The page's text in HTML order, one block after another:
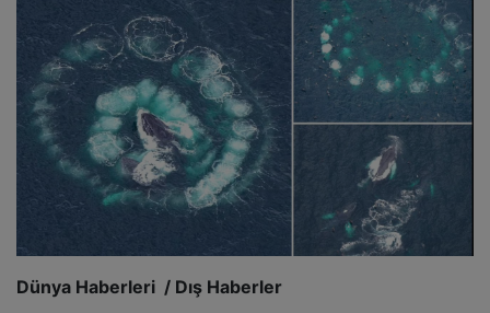
Dünya Haberleri / Dış Haberler